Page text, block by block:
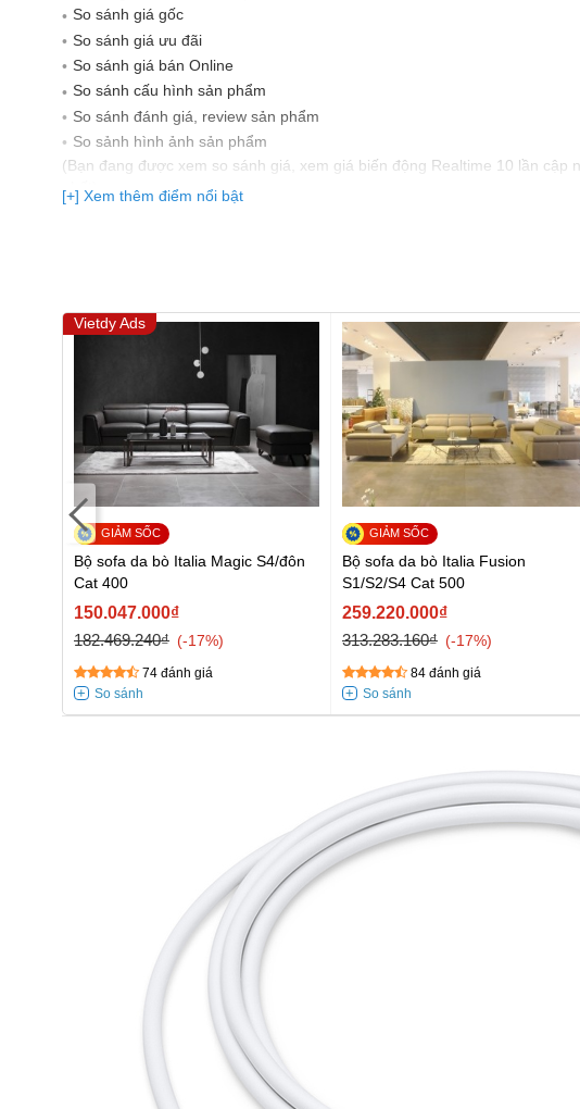
So sánh giá gốc
So sánh giá ưu đãi
So sánh giá bán Online
So sánh cấu hình sản phẩm
So sánh đánh giá, review sản phẩm
So sảnh hình ảnh sản phẩm
(Bạn đang được xem so sánh giá, xem giá biến động Realtime 10 lần cập
nhất)
[+] Xem thêm điểm nổi bật
Vietdy Ads
Bộ sofa da bò Italia Magic S4/đôn
Cat 400
150.047.000₫
182.469.240₫
-17%
74 đánh giá
Bộ sofa da bò Italia Fusion
S1/S2/S4 Cat 500
259.220.000₫
313.283.160₫
-17%
84 đánh giá